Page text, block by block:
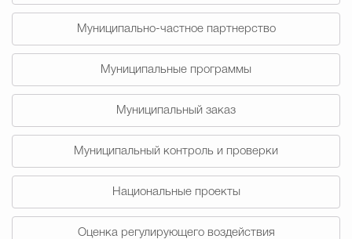
Избирательная
Гостям Городского
Градостроительство и
Муниципально-частное партнерство
Муниципальные программы
Муниципальный заказ
Муниципальный контроль и проверки
Национальные проекты
Оценка регулирующего воздействия